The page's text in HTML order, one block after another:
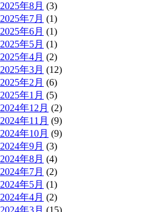
2025年8月 (3)
2025年7月 (1)
2025年6月 (1)
2025年5月 (1)
2025年4月 (2)
2025年3月 (12)
2025年2月 (6)
2025年1月 (5)
2024年12月 (2)
2024年11月 (9)
2024年10月 (9)
2024年9月 (3)
2024年8月 (4)
2024年7月 (2)
2024年5月 (1)
2024年4月 (2)
2024年3月 (15)